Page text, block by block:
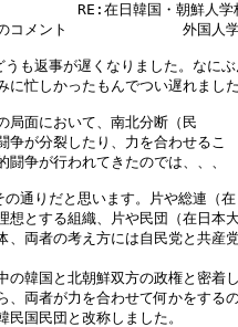
RE:在日韓国・朝鮮人学校
メント             外国人学
も返事が遅くなりました。なに
に忙しかったもんでつい遅れまし
局面において、南北分断（民
争が分裂したり、力を合わせるこ
争が行われてきたのでは、、、
通りだと思います。片や総連（
想とする組織、片や民団（在日本
、両者の考え方には自民党と共産
国と北朝鮮双方の政権と密着
、両者が力を合わせて何かをする
国民団と改称しました。